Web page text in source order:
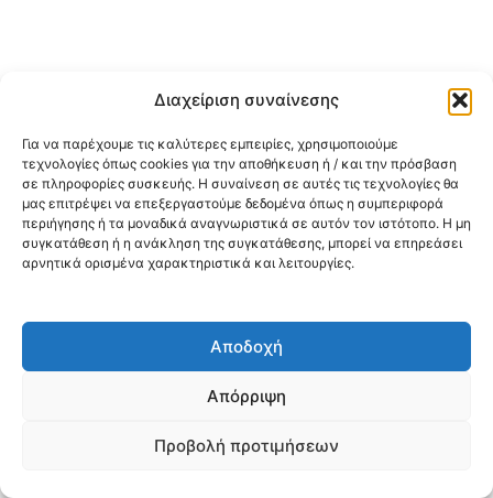
Διαχείριση συναίνεσης
Για να παρέχουμε τις καλύτερες εμπειρίες, χρησιμοποιούμε
τεχνολογίες όπως cookies για την αποθήκευση ή / και την πρόσβαση
σε πληροφορίες συσκευής. Η συναίνεση σε αυτές τις τεχνολογίες θα
μας επιτρέψει να επεξεργαστούμε δεδομένα όπως η συμπεριφορά
περιήγησης ή τα μοναδικά αναγνωριστικά σε αυτόν τον ιστότοπο. Η μη
συγκατάθεση ή η ανάκληση της συγκατάθεσης, μπορεί να επηρεάσει
αρνητικά ορισμένα χαρακτηριστικά και λειτουργίες.
Αποδοχή
Απόρριψη
Προβολή προτιμήσεων